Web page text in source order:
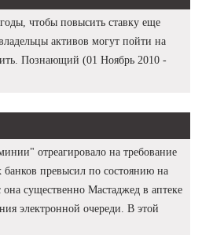
чтобы повысить ставку еще
активов могут пойти на
Познающий (01 Ноябрь 2010 -
отреагировало на требование
банков превысил по состоянию на
она существенно Мастаджед в аптеке
электронной очереди. В этой